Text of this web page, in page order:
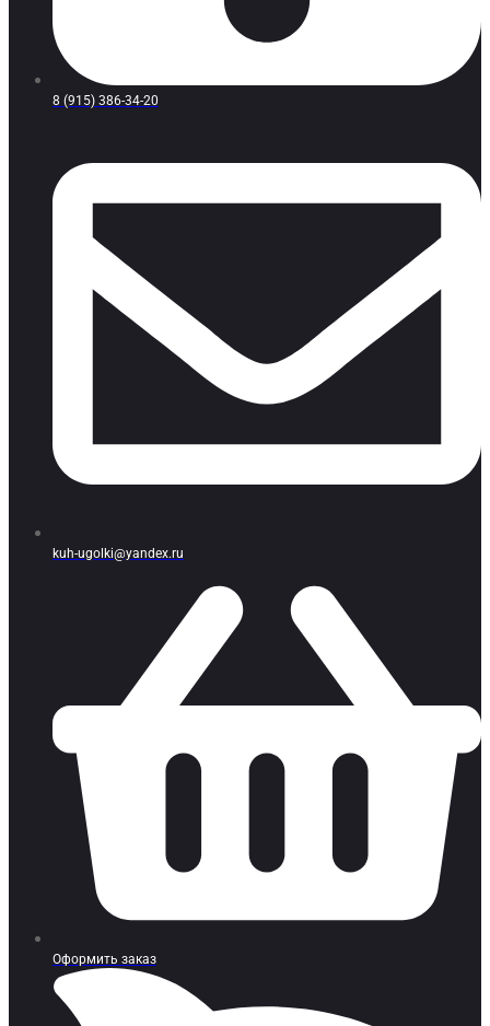
8 (915) 386-34-20
kuh-ugolki@yandex.ru
Оформить заказ